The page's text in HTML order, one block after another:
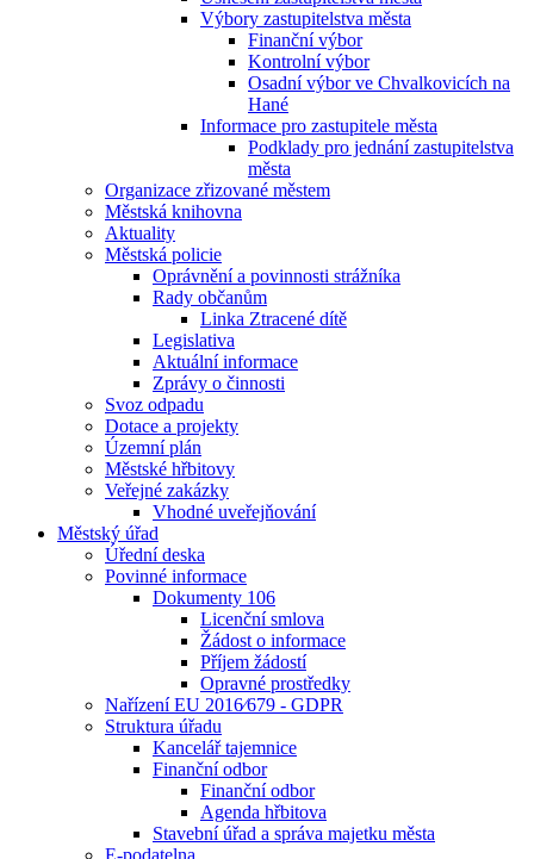
Výbory zastupitelstva města
Finanční výbor
Kontrolní výbor
Osadní výbor ve Chvalkovicích na
Hané
Informace pro zastupitele města
Podklady pro jednání zastupitelstva
města
Organizace zřizované městem
Městská knihovna
Aktuality
Městská policie
Oprávnění a povinnosti strážníka
Rady občanům
Linka Ztracené dítě
Legislativa
Aktuální informace
Zprávy o činnosti
Svoz odpadu
Dotace a projekty
Územní plán
Městské hřbitovy
Veřejné zakázky
Vhodné uveřejňování
Městský úřad
Úřední deska
Povinné informace
Dokumenty 106
Licenční smlova
Žádost o informace
Příjem žádostí
Opravné prostředky
Nařízení EU 2016⁄679 - GDPR
Struktura úřadu
Kancelář tajemnice
Finanční odbor
Finanční odbor
Agenda hřbitova
Stavební úřad a správa majetku města
E-podatelna